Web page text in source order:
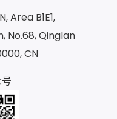
Area B1E1,
No.68, Qinglan
CN